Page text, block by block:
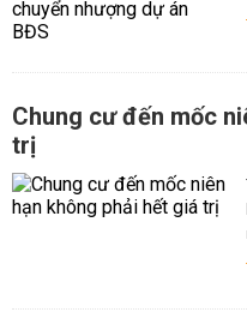
Chung cư đến mốc
trị